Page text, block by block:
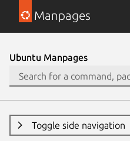
Manpages
Ubuntu Manpages
Toggle side navigation